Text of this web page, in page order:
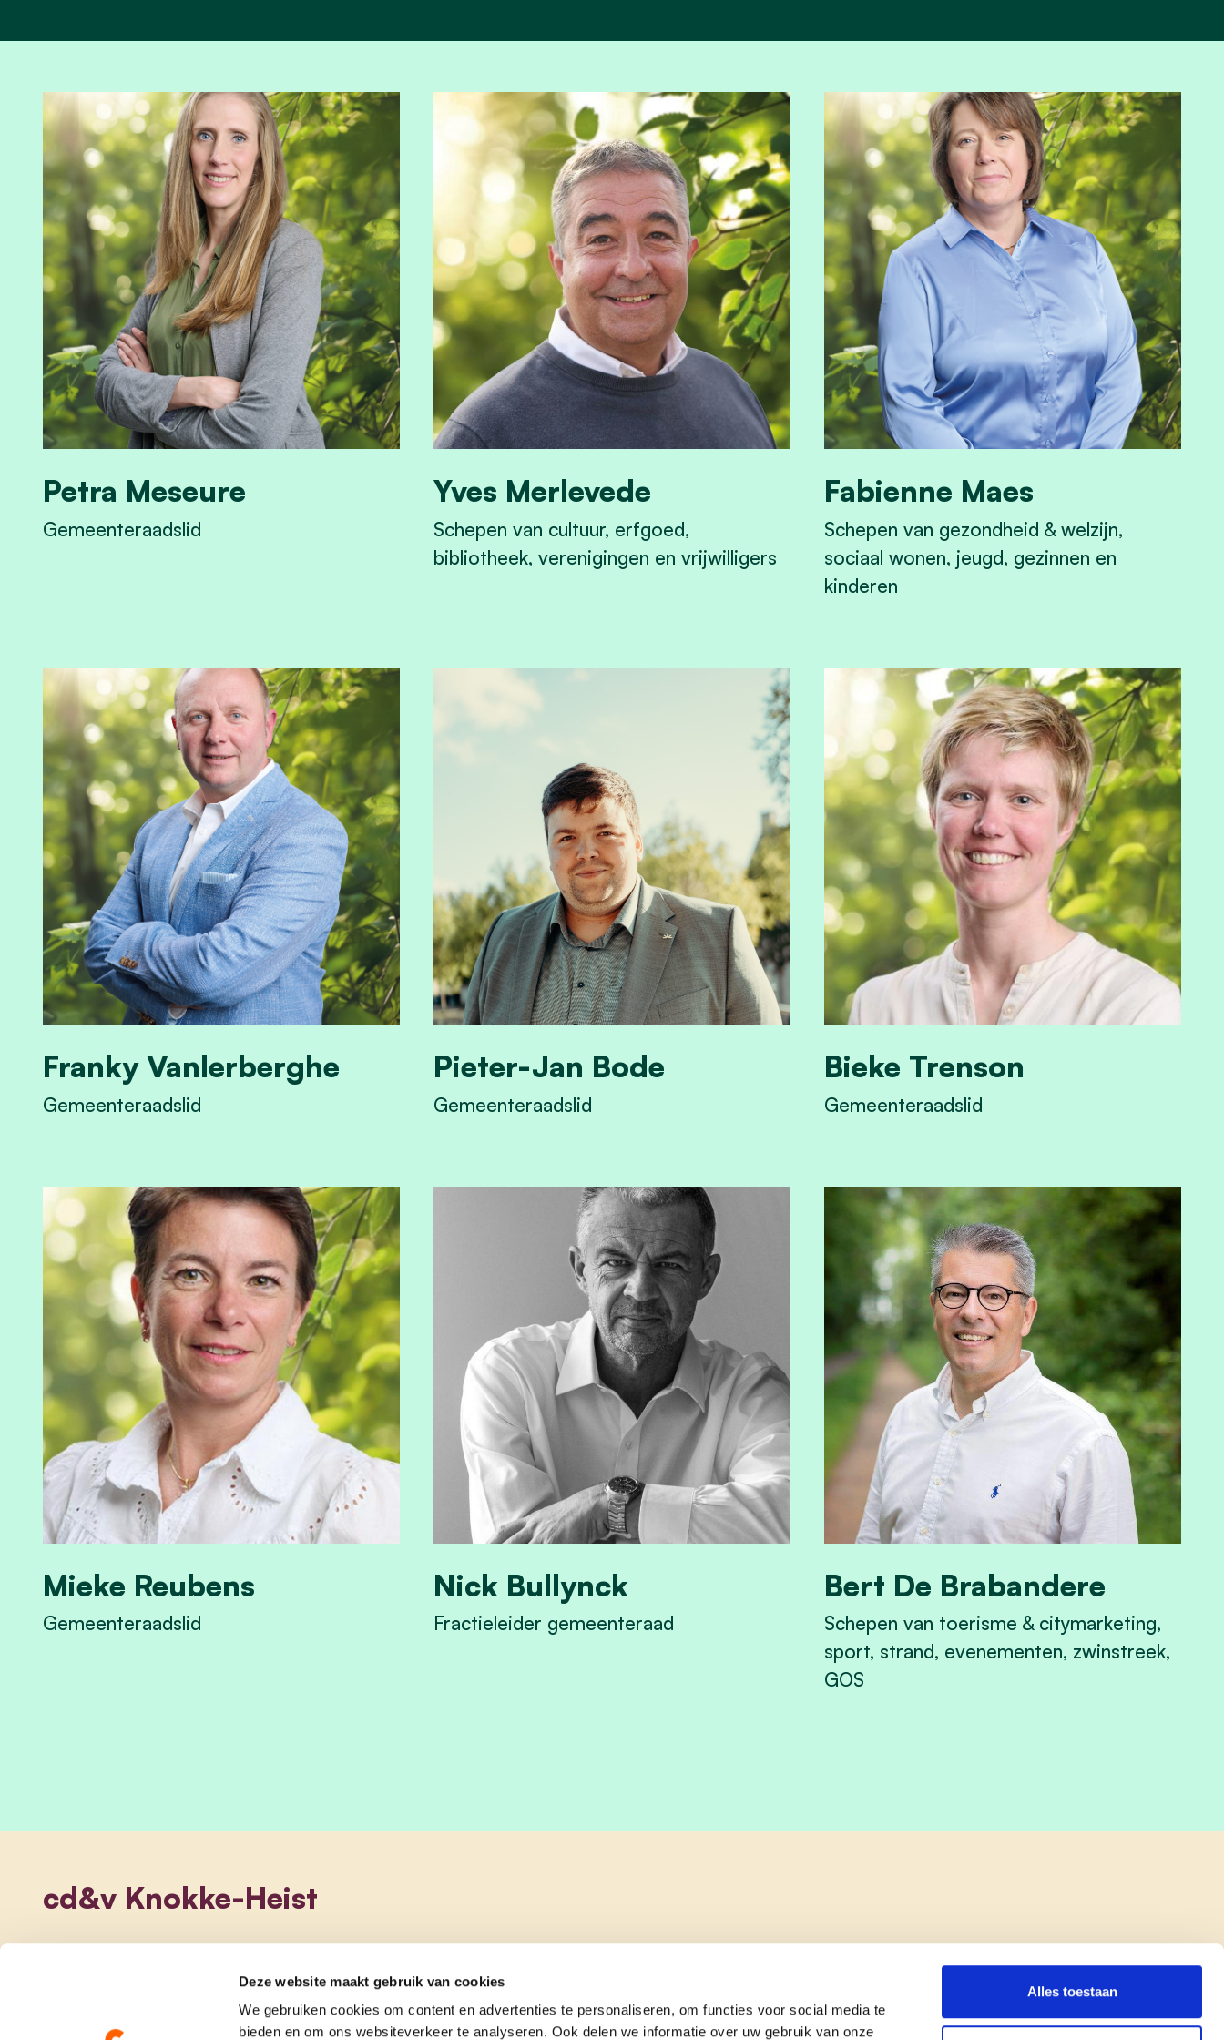
Deze website maakt gebruik van cookies
We gebruiken cookies om content en advertenties te personaliseren, om functies voor social media te
bieden en om ons websiteverkeer te analyseren. Ook delen we informatie over uw gebruik van onze
Alles toestaan
Petra Meseure
Gemeenteraadslid
Yves Merlevede
Schepen van cultuur, erfgoed,
bibliotheek, verenigingen en vrijwilligers
Fabienne Maes
Schepen van gezondheid & welzijn,
sociaal wonen, jeugd, gezinnen en
kinderen
Franky Vanlerberghe
Gemeenteraadslid
Pieter-Jan Bode
Gemeenteraadslid
Bieke Trenson
Gemeenteraadslid
Mieke Reubens
Gemeenteraadslid
Nick Bullynck
Fractieleider gemeenteraad
Bert De Brabandere
Schepen van toerisme & citymarketing,
sport, strand, evenementen, zwinstreek,
GOS
cd&v Knokke-Heist